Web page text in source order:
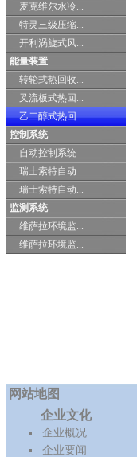
麦克维尔水冷...
特灵三级压缩...
开利涡旋式风...
能量装置
转轮式热回收...
叉流板式热回...
乙二醇式热回...
控制系统
自动控制系统
瑞士索特自动...
瑞士索特自动...
监测系统
维萨拉环境监...
维萨拉环境监...
网站地图
企业文化
企业概况
企业要闻